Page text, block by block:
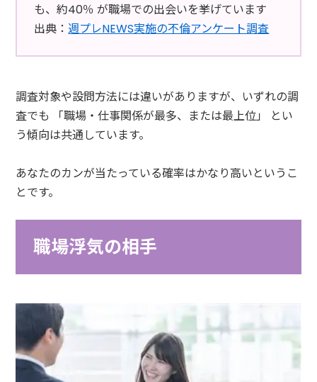
も、約40％ が職場での出会いを挙げています
出典： 週プレNEWS実施の不倫アンケート調査
調査対象や設問方法には違いがありますが、いずれの調
査でも 「職場・仕事関係が最多、または最上位」 とい
う傾向は共通しています。
あなたのカンが当たっている確率はかなり高いというこ
とです。
職場浮気の相手